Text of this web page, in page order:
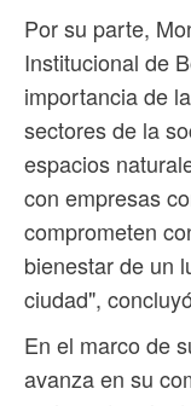
Por su parte,
Institucional de
importancia de
sectores de la
espacios
con empresas
comprometen
bienestar de un
ciudad",
En el marco de
avanza en su